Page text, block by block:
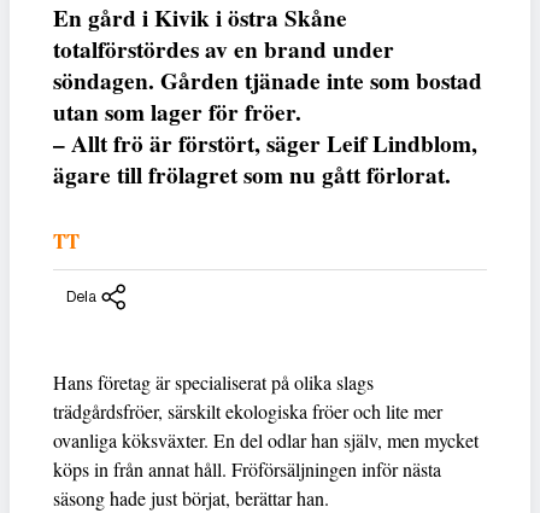
En gård i Kivik i östra Skåne
totalförstördes av en brand under
söndagen. Gården tjänade inte som bostad
utan som lager för fröer.
– Allt frö är förstört, säger Leif Lindblom,
ägare till frölagret som nu gått förlorat.
TT
Dela
Hans företag är specialiserat på olika slags
trädgårdsfröer, särskilt ekologiska fröer och lite mer
ovanliga köksväxter. En del odlar han själv, men mycket
köps in från annat håll. Fröförsäljningen inför nästa
säsong hade just börjat, berättar han.